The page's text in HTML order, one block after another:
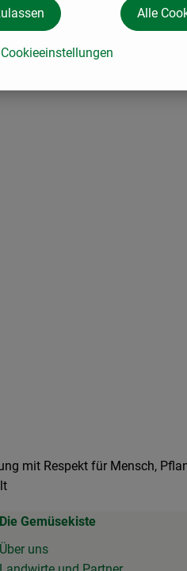
mit Respekt für Mensch,
Die Gemüsekiste
Über uns
Cookieeinstellungen
Alle